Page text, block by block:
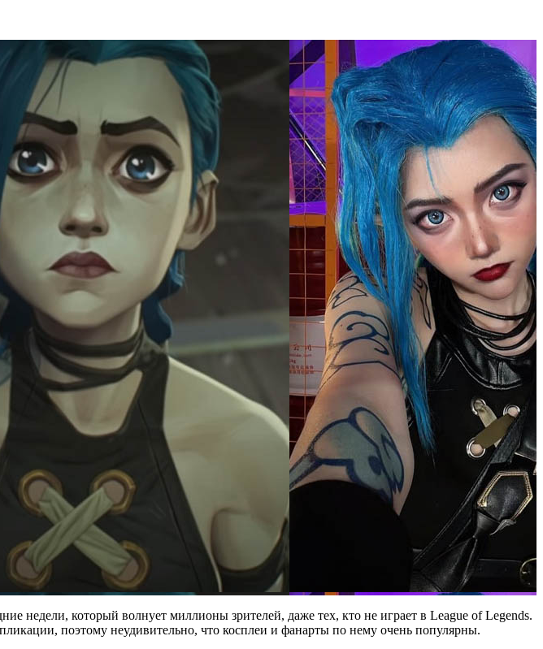
который волнует миллионы зрителей, даже тех, кто не играет в League of Legends.
поэтому неудивительно, что косплеи и фанарты по нему очень популярны.